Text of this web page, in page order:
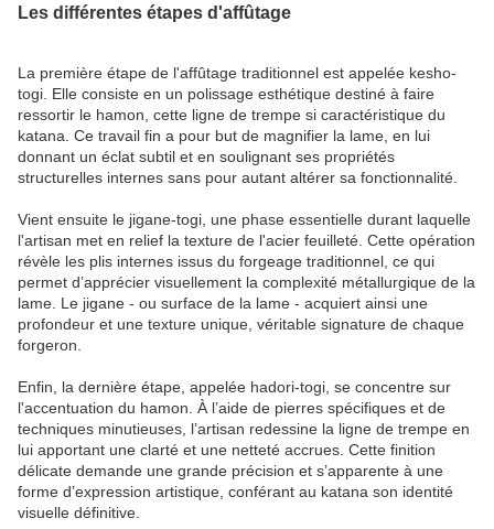
Les différentes étapes d'affûtage
La première étape de l'affûtage traditionnel est appelée kesho-
togi. Elle consiste en un polissage esthétique destiné à faire
ressortir le hamon, cette ligne de trempe si caractéristique du
katana. Ce travail fin a pour but de magnifier la lame, en lui
donnant un éclat subtil et en soulignant ses propriétés
structurelles internes sans pour autant altérer sa fonctionnalité.
Vient ensuite le jigane-togi, une phase essentielle durant laquelle
l'artisan met en relief la texture de l'acier feuilleté. Cette opération
révèle les plis internes issus du forgeage traditionnel, ce qui
permet d’apprécier visuellement la complexité métallurgique de la
lame. Le jigane - ou surface de la lame - acquiert ainsi une
profondeur et une texture unique, véritable signature de chaque
forgeron.
Enfin, la dernière étape, appelée hadori-togi, se concentre sur
l'accentuation du hamon. À l’aide de pierres spécifiques et de
techniques minutieuses, l’artisan redessine la ligne de trempe en
lui apportant une clarté et une netteté accrues. Cette finition
délicate demande une grande précision et s’apparente à une
forme d’expression artistique, conférant au katana son identité
visuelle définitive.